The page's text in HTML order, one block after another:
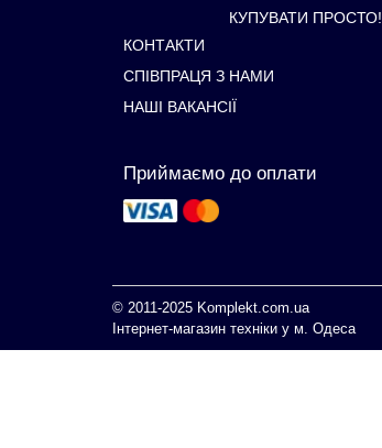
КУПУВАТИ ПРОСТО!
КОНТАКТИ
СПІВПРАЦЯ З НАМИ
НАШІ ВАКАНСІЇ
Приймаємо до оплати
© 2011-2025 Komplekt.com.ua
Інтернет-магазин техніки у м. Одеса